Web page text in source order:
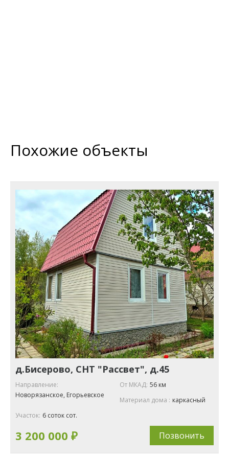
Похожие объекты
д.Бисерово, СНТ "Рассвет", д.45
Направление:
Новорязанское, Егорьевское
От МКАД: 56 км
Материал дома : каркасный
Участок: 6 соток сот.
3 200 000 ₽ Позвонить